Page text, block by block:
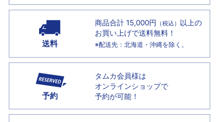
送料
商品合計 15,000円 （税込） 以上の
お買い上げで送料無料！
※配送先：北海道・沖縄を除く。
予約
タムカ会員様は
オンラインショップで
予約が可能！